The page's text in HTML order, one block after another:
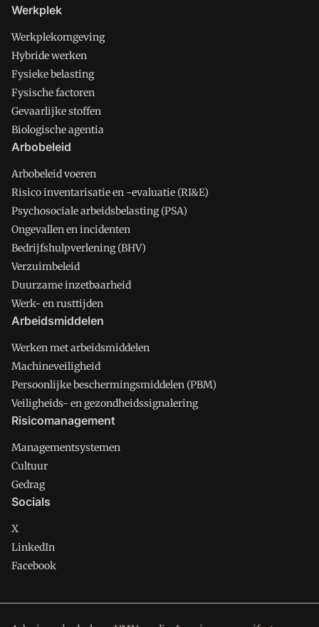
Werkplek
Werkplekomgeving
Hybride werken
Fysieke belasting
Fysische factoren
Gevaarlijke stoffen
Biologische agentia
Arbobeleid
Arbobeleid voeren
Risico inventarisatie en -evaluatie (RI&E)
Psychosociale arbeidsbelasting (PSA)
Ongevallen en incidenten
Bedrijfshulpverlening (BHV)
Verzuimbeleid
Duurzame inzetbaarheid
Werk- en rusttijden
Arbeidsmiddelen
Werken met arbeidsmiddelen
Machineveiligheid
Persoonlijke beschermingsmiddelen (PBM)
Veiligheids- en gezondheidssignalering
Risicomanagement
Managementsystemen
Cultuur
Gedrag
Socials
X
LinkedIn
Facebook